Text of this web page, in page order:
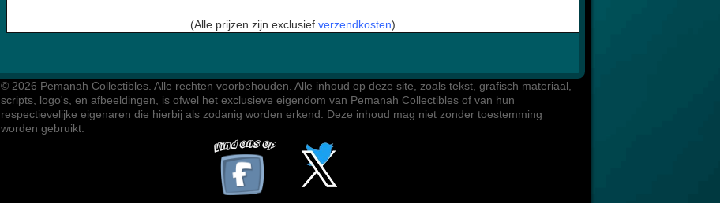
(Alle prijzen zijn exclusief verzendkosten)
© 2026 Pemanah Collectibles. Alle rechten voorbehouden. Alle inhoud op deze site, zoals tekst, grafisch materiaal,
scripts, logo's, en afbeeldingen, is ofwel het exclusieve eigendom van Pemanah Collectibles of van hun
respectievelijke eigenaren die hierbij als zodanig worden erkend. Deze inhoud mag niet zonder toestemming